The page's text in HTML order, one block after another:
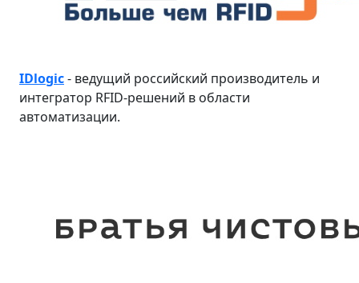
IDlogic- ведущий российский производитель и
интегратор RFID-решений в области
автоматизации.